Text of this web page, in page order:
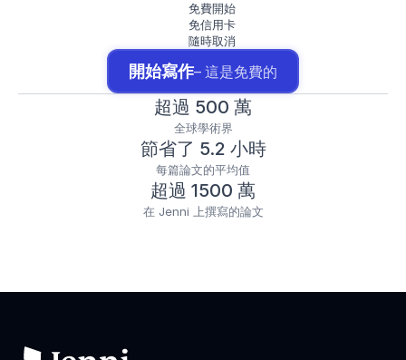
免費開始
免信用卡
隨時取消
開始寫作– 這是免費的
超過 500 萬
全球學術界
節省了 5.2 小時
每篇論文的平均值
超過 1500 萬
在 Jenni 上撰寫的論文